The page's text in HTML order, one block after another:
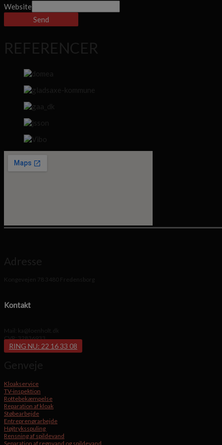
Website
Send
REFERENCER
Adresse
Kongevejen 78 3480 Fredensborg
Kontakt
Mail: ka@loenholt.dk
CVR: 32836933
RING NU: 22 16 33 08
Genveje
Kloakservice
TV-inspektion
Rottebekæmpelse
Reparation af kloak
Støbearbejde
Entreprenørarbejde
Højtryksspuling
Rensning af spildevand
Separation af regnvand og spildevand